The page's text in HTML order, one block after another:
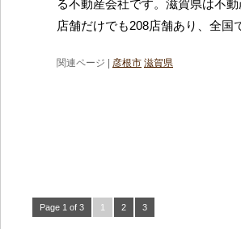
る不動産会社です。滋賀県は不
店舗だけでも208店舗あり、全国
関連ページ | 彦根市 滋賀県
Page 1 of 3 1 2 3